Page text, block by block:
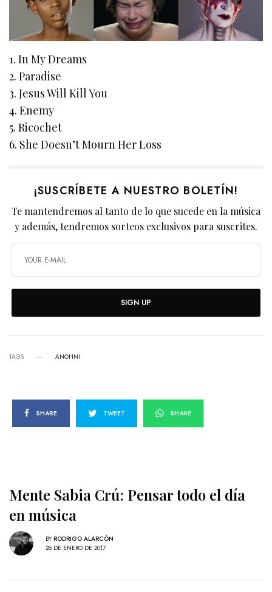
1. In My Dreams
2. Paradise
3. Jesus Will Kill You
4. Enemy
5. Ricochet
6. She Doesn’t Mourn Her Loss
¡SUSCRÍBETE A NUESTRO BOLETÍN!
Te mantendremos al tanto de lo que sucede en la música
y además, tendremos sorteos exclusivos para suscrites.
SIGN UP
TAGS ANOHNI
SHARE TWEET SHARE
Mente Sabia Crú: Pensar todo el día
en música
BY RODRIGO ALARCÓN
26 DE ENERO DE 2017